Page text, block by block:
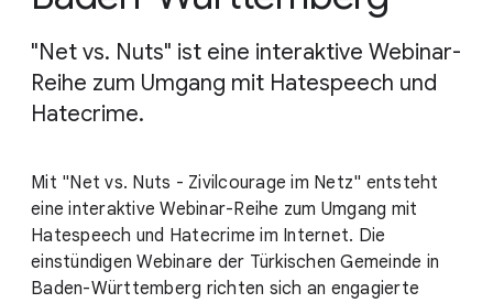
"Net vs. Nuts" ist eine interaktive Webinar-
Reihe zum Umgang mit Hatespeech und
Hatecrime.
Mit "Net vs. Nuts - Zivilcourage im Netz" entsteht
eine interaktive Webinar-Reihe zum Umgang mit
Hatespeech und Hatecrime im Internet. Die
einstündigen Webinare der Türkischen Gemeinde in
Baden-Württemberg richten sich an engagierte